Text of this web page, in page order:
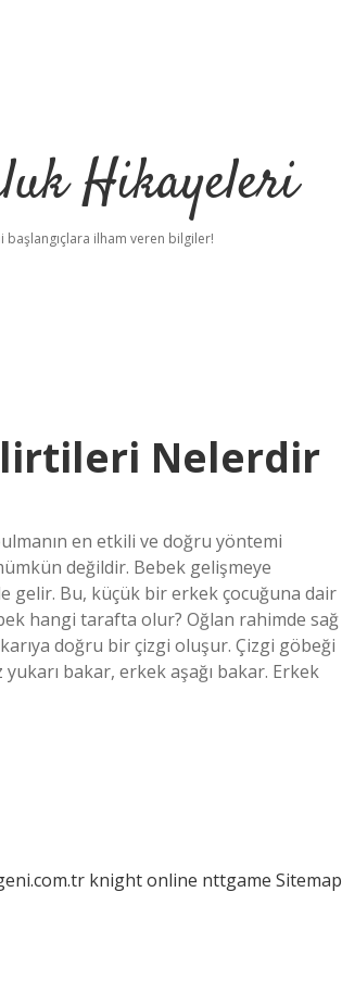
Hikayeleri
başlangıçlara ilham veren bilgiler!
Nelerdir
en etkili ve doğru yöntemi
değildir. Bebek gelişmeye
gelir. Bu, küçük bir erkek çocuğuna dair
hangi tarafta olur? Oğlan rahimde sağ
doğru bir çizgi oluşur. Çizgi göbeği
bakar, erkek aşağı bakar. Erkek
knight online nttgame Sitemap